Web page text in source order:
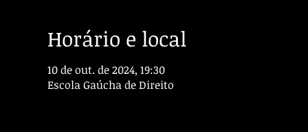
Horário e local
10 de out. de 2024, 19:30
Escola Gaúcha de Direito